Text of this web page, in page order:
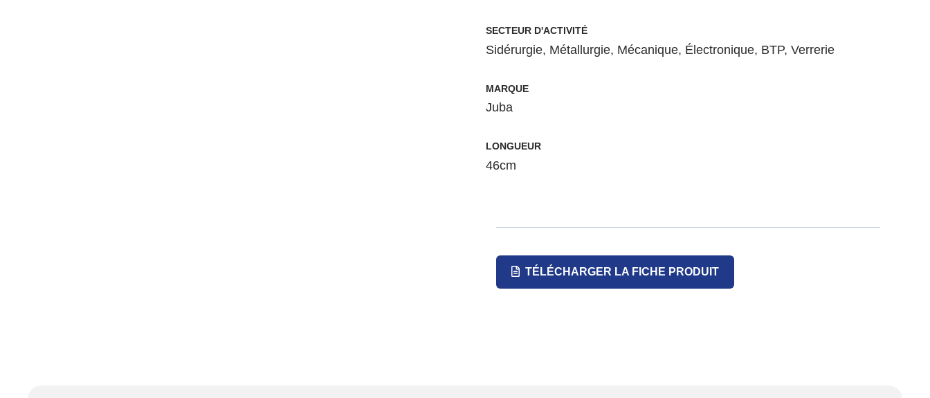
SECTEUR D'ACTIVITÉ
Sidérurgie, Métallurgie, Mécanique, Électronique, BTP, Verrerie
MARQUE
Juba
LONGUEUR
46cm
TÉLÉCHARGER LA FICHE PRODUIT